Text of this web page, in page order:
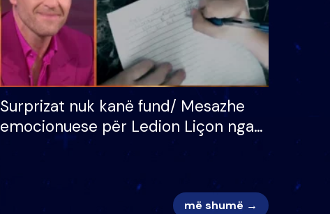
Surprizat nuk kanë fund/ Mesazhe
emocionuese për Ledion Liçon nga
nëna dhe fëmijët e tij, moderatori
më shumë →